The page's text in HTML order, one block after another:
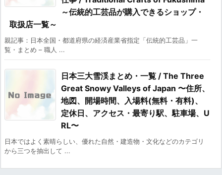
～伝統的工芸品が購入できるショップ・
取扱店一覧～
親記事：日本全国・都道府県の経済産業省指定「伝統的工芸品」一
覧・まとめ – 職人 ...
日本三大雪渓まとめ・一覧 / The Three
Great Snowy Valleys of Japan 〜住所、
地図、開場時間、入場料(無料・有料)、
定休日、アクセス・最寄り駅、駐車場、U
RL〜
日本ではよく素晴らしい、優れた自然・建造物・文化などのカテゴリ
から三つを抽出して ...